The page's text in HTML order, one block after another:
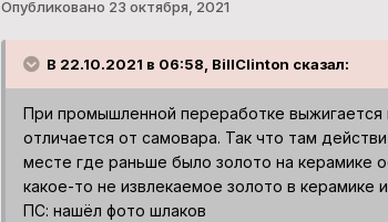
Опубликовано 23 октября, 2021
В 22.10.2021 в 06:58, BillClinton сказал:
При промышленной переработке выжигается
отличается от самовара. Так что там
месте где раньше было золото на керамике
какое-то не извлекаемое золото в керамике
ПС: нашёл фото шлаков